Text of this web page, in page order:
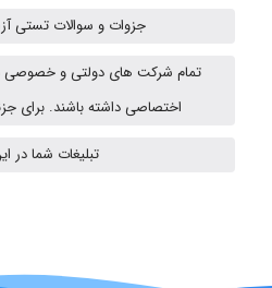
جزوات و سوالات تستی
تمام شرکت های دولتی و خصوصی
اختصاصی داشته باشند. برای
تبلیغات شما در